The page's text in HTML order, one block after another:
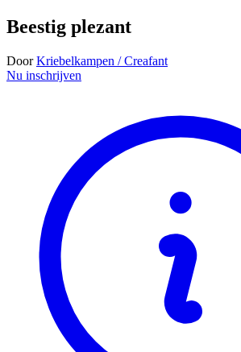
Beestig plezant
Door Kriebelkampen / Creafant
Nu inschrijven